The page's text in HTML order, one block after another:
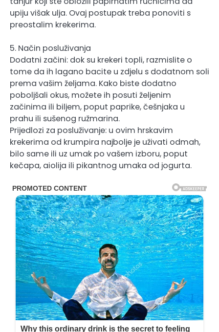
upiju višak ulja. Ovaj postupak treba ponoviti s
preostalim krekerima.
5. Način posluživanja
Dodatni začini: dok su krekeri topli, razmislite o
tome da ih lagano bacite u zdjelu s dodatnom soli
prema vašim željama. Kako biste dodatno
poboljšali okus, možete ih posuti željenim
začinima ili biljem, poput paprike, češnjaka u
prahu ili sušenog ružmarina.
Prijedlozi za posluživanje: u ovim hrskavim
krekerima od krumpira najbolje je uživati ​​odmah,
bilo same ili uz umak po vašem izboru, poput
kečapa, aiolija ili pikantnog umaka od jogurta.